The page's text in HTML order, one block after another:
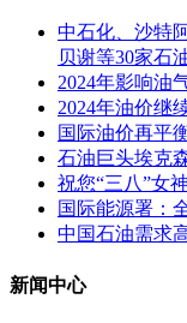
中石化、沙特
贝谢等30家石
2024年影响油
2024年油价继
国际油价再平
石油巨头埃克
祝您“三八”女
国际能源署：
中国石油需求
新闻中心